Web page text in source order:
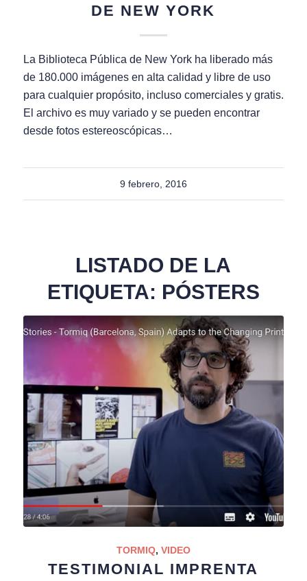
DE NEW YORK
La Biblioteca Pública de New York ha liberado más
de 180.000 imágenes en alta calidad y libre de uso
para cualquier propósito, incluso comerciales y gratis.
El archivo es muy variado y se pueden encontrar
desde fotos estereoscópicas…
9 febrero, 2016
LISTADO DE LA
ETIQUETA: PÓSTERS
TORMIQ, VIDEO
TESTIMONIAL IMPRENTA